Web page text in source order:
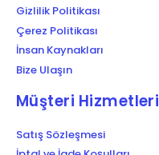
Gizlilik Politikası
Çerez Politikası
İnsan Kaynakları
Bize Ulaşın
Müşteri Hizmetleri
Satış Sözleşmesi